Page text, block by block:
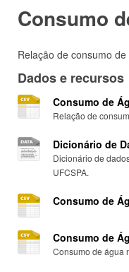
Consumo
Relação de consumo
Dados e recursos
Consumo de
Relação de
Dicionário de
Dicionário de
UFCSPA.
Consumo de
Consumo de
Consumo de água